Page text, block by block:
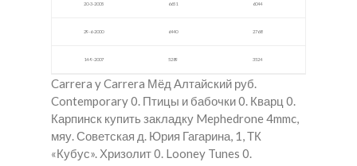
20-3-2005 6651 6044
29-6-2000 6440 2768
14-9-2007 5289 3524
Carrera y Carrera Мёд Алтайский руб.
Contemporary 0. Птицы и бабочки 0. Кварц 0.
Карпинск купить закладку Mephedrone 4mmc,
мяу. Советская д. Юрия Гагарина, 1, ТК
«Кубус». Хризолит 0. Looney Tunes 0.